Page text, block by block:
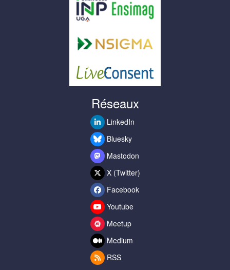
Réseaux
LinkedIn
Bluesky
Mastodon
X (Twitter)
Facebook
Youtube
Meetup
Medium
RSS